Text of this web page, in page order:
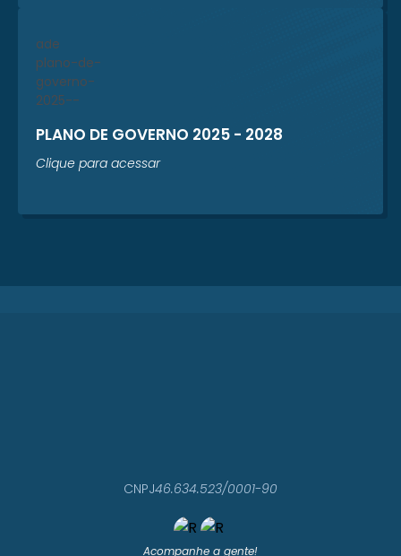
PLANO DE GOVERNO 2025 - 2028
Clique para acessar
Acompanhe a gente!
CNPJ46.634.523/0001-90